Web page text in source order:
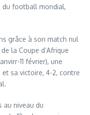
du football mondial,
grâce à son match nul
la Coupe d’Afrique
11 février), une
sa victoire, 4-2, contre
au niveau du